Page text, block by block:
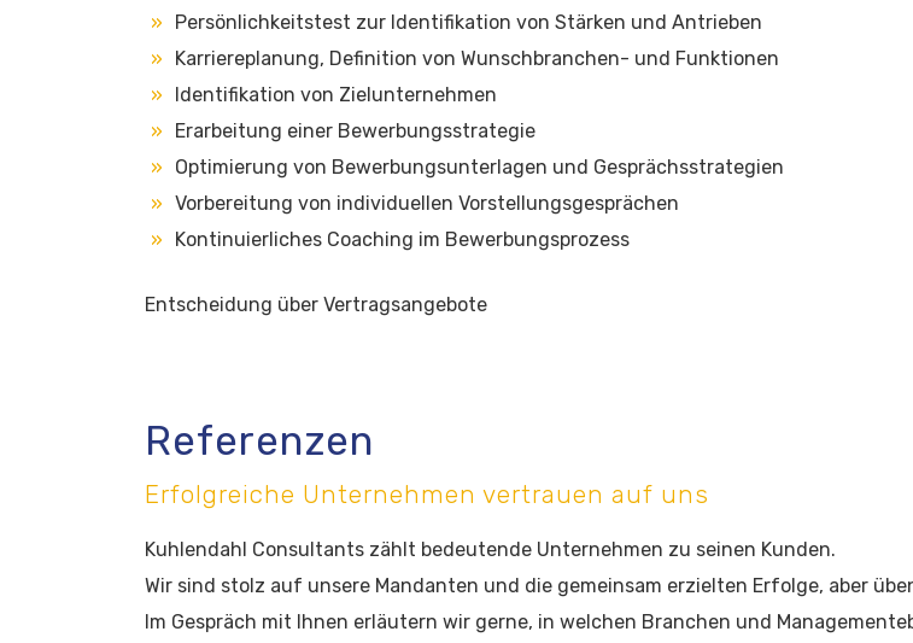
Persönlichkeitstest zur Identifikation von Stärken und Antrieben
Karriereplanung, Definition von Wunschbranchen- und Funktionen
Identifikation von Zielunternehmen
Erarbeitung einer Bewerbungsstrategie
Optimierung von Bewerbungsunterlagen und Gesprächsstrategien
Vorbereitung von individuellen Vorstellungsgesprächen
Kontinuierliches Coaching im Bewerbungsprozess
Entscheidung über Vertragsangebote
Referenzen
Erfolgreiche Unternehmen vertrauen auf uns
Kuhlendahl Consultants zählt bedeutende Unternehmen zu seinen Kunden.
Wir sind stolz auf unsere Mandanten und die gemeinsam erzielten Erfolge, aber
Im Gespräch mit Ihnen erläutern wir gerne, in welchen Branchen und